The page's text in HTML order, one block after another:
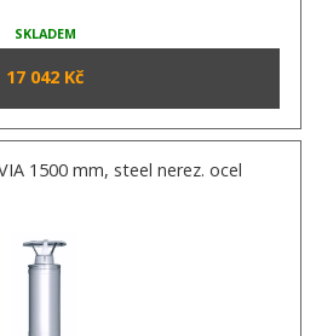
SKLADEM
17 042 Kč
1500 mm, steel nerez. ocel